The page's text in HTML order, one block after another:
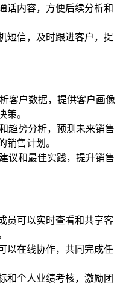
话内容，方便后续分析和
短信，及时跟进客户，提
客户数据，提供客户画像
策。
趋势分析，预测未来销售
销售计划。
议和最佳实践，提升销售
员可以实时查看和共享客
以在线协作，共同完成任
和个人业绩考核，激励团